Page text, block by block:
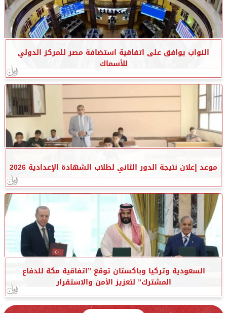
النواب يوافق على اتفاقية استضافة مصر للمركز الدولي
للأسماك
موعد إعلان نتيجة الدور الثاني لطلاب الشهادة الإعدادية 2026
السعودية وتركيا وباكستان توقع ”اتفاقية مكة للدفاع
المشترك” لتعزيز الأمن والاستقرار